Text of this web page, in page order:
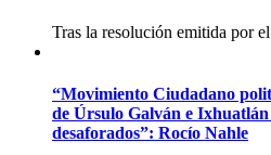
Tras la resolución emitida por
“Movimiento Ciudadano
de Úrsulo Galván e
desaforados”: Rocío Nahle